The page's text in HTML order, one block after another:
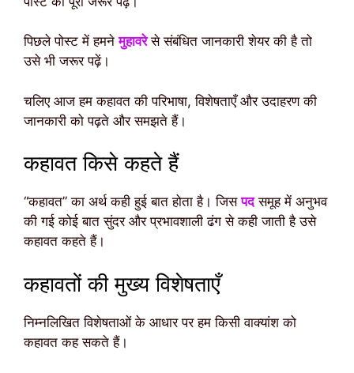
पिछले पोस्ट में हमनेमुहावरेसे संबंधित जानकारी शेयर की है तो
उसे भी जरूर पढ़ें।
चलिए आज हम कहावत की परिभाषा, विशेषताएँ और उदाहरण की
जानकारी को पढ़ते और समझते हैं।
कहावत किसे कहते हैं
“कहावत” का अर्थ कही हुई बात होता है। जिसपदसमूह में अनुभव
की गई कोई बात सुंदर और प्रभावशाली ढंग से कही जाती है उसे
कहावत कहते हैं।
कहावतों की मुख्य विशेषताएँ
निम्नलिखित विशेषताओं के आधार पर हम किसी वाक्यांश को
कहावत कह सकते हैं।